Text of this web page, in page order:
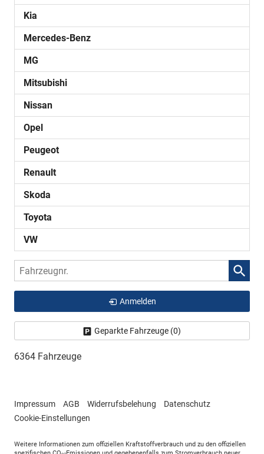
Kia
Mercedes-Benz
MG
Mitsubishi
Nissan
Opel
Peugeot
Renault
Skoda
Toyota
VW
Fahrzeugnr.
Anmelden
Geparkte Fahrzeuge (0)
6364 Fahrzeuge
Impressum AGB Widerrufsbelehung
Datenschutz
Cookie-Einstellungen
Weitere Informationen zum offiziellen Kraftstoffverbrauch und zu den offiziellen